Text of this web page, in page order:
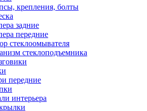
крепления, болты
задние
передние
стеклоомывателя
стеклоподъемника
передние
интерьера